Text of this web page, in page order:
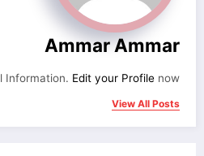
Ammar Ammar
Information. Edit your Profile now.
View All Posts